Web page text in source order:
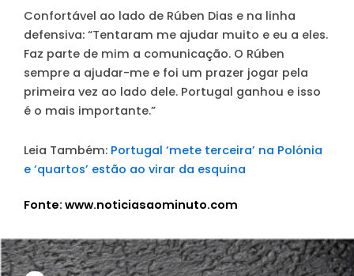
Confortável ao lado de Rúben Dias e na linha
defensiva: “Tentaram me ajudar muito e eu a eles.
Faz parte de mim a comunicação. O Rúben
sempre a ajudar-me e foi um prazer jogar pela
primeira vez ao lado dele. Portugal ganhou e isso
é o mais importante.”
Leia Também: Portugal ‘mete terceira’ na Polónia
e ‘quartos’ estão ao virar da esquina
Fonte: www.noticiasaominuto.com